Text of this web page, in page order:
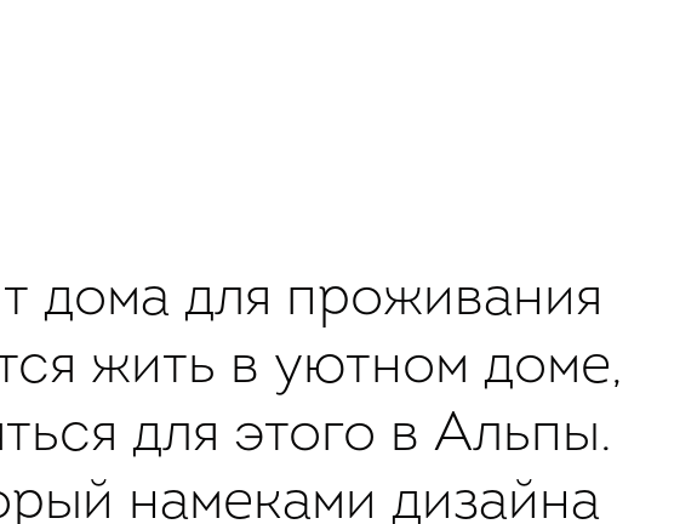
дома для проживания
жить в уютном доме,
для этого в Альпы.
намеками дизайна